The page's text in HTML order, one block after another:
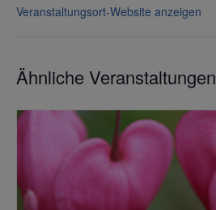
Veranstaltungsort-Website anzeigen
Ähnliche Veranstaltungen